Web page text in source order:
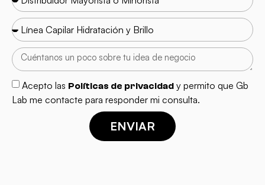
Acepto las Políticas de privacidad y permito que Gb
Lab me contacte para responder mi consulta.
ENVIAR